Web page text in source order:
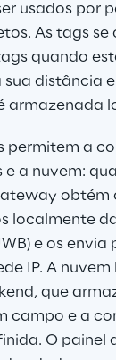
usados por
As tags
quando
distância
armazenada
permitem a
e a nuvem:
obtém
localmente
e os envia
IP. A nuvem
que
campo e a
O painel